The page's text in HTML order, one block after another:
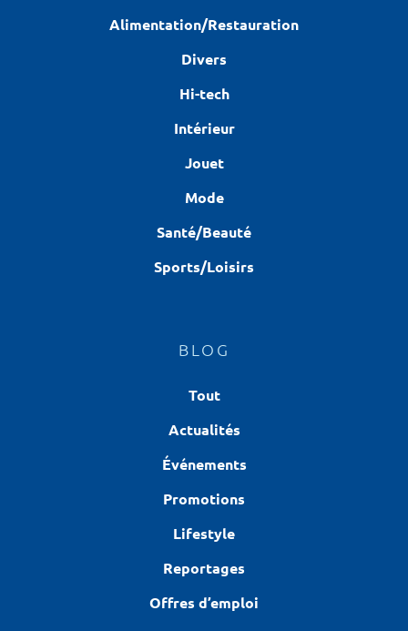
Alimentation/Restauration
Divers
Hi-tech
Intérieur
Jouet
Mode
Santé/Beauté
Sports/Loisirs
BLOG
Tout
Actualités
Événements
Promotions
Lifestyle
Reportages
Offres d’emploi